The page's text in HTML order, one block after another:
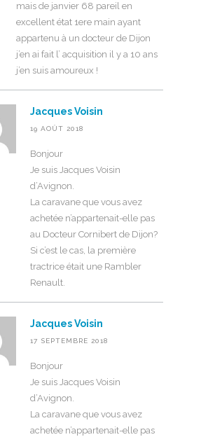
mais de janvier 68 pareil en
excellent état 1ere main ayant
appartenu à un docteur de Dijon
j’en ai fait l’ acquisition il y a 10 ans
j’en suis amoureux !
Jacques Voisin
19 AOÛT 2018
Bonjour
Je suis Jacques Voisin
d’Avignon.
La caravane que vous avez
achetée n’appartenait-elle pas
au Docteur Cornibert de Dijon?
Si c’est le cas, la première
tractrice était une Rambler
Renault.
Jacques Voisin
17 SEPTEMBRE 2018
Bonjour
Je suis Jacques Voisin
d’Avignon.
La caravane que vous avez
achetée n’appartenait-elle pas